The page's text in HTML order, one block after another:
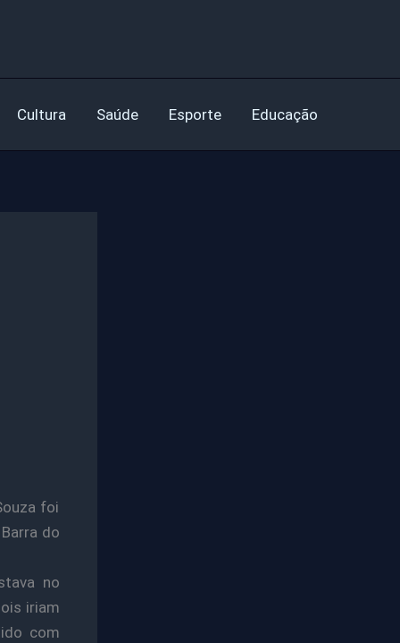
Cultura Saúde Esporte Educação
foi
do
no
iriam
com